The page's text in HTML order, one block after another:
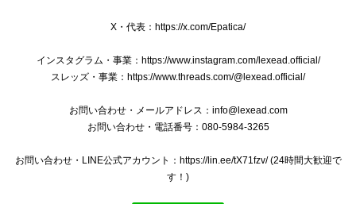
て購入できます。 欲しい商品と出会えた際はまたよろしくお
いつもご購入いただきましてありがとうござい
ます。 バッグを気に入っていただけましてとて
も嬉しく存じます。 バッグのメンテナンスの方
X・代表：https://x.com/Epatica/
インスタグラム・事業：https://www.instagram.com/lexead.official/
スレッズ・事業：https://www.threads.com/@lexead.official/
お問い合わせ・メールアドレス： info@lexead.com
お問い合わせ・電話番号：080-5984-3265
お問い合わせ・LINE公式アカウント：https://lin.ee/tX71fzv/ (24時間大歓迎で
す！)